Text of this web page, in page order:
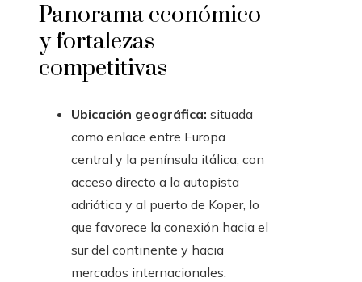
Panorama económico
y fortalezas
competitivas
Ubicación geográfica: situada
como enlace entre Europa
central y la península itálica, con
acceso directo a la autopista
adriática y al puerto de Koper, lo
que favorece la conexión hacia el
sur del continente y hacia
mercados internacionales.